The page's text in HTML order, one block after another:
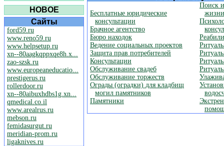
НОВОЕ
Сайты
ford59.ru
www.reno59.ru
www.helpsetup.ru
xn--80aagkqppxqe8h.x...
zao-szsk.ru
www.europeaneducatio...
prestigerus.ru
rollerdoor.ru
xn--80aibuxhdbs1g.xn...
qmedical.co.il
www.arealrus.ru
mebson.ru
femidasurgut.ru
meridian-prom.ru
ligaknives.ru
Бесплатные юридические
консультации
Брачное агентство
Бюро находок
Ведение социальных проектов
Защита прав потребителей
Консультации
Обслуживание свадеб
Обслуживание торжеств
Ограды (оградки) для кладбищ
могил памятников
Памятники
Поиск
жизни